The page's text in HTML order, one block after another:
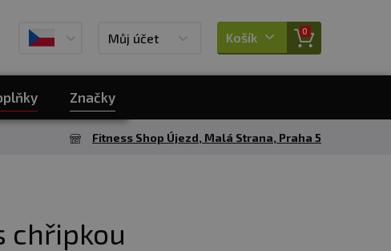
Můj účet Košík 0
Značky
Fitness Shop Újezd, Malá Strana, Praha 5
chřipkou